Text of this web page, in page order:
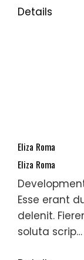
Details
Eliza Roma
Eliza Roma
Esse erant
delenit.
soluta scrip…